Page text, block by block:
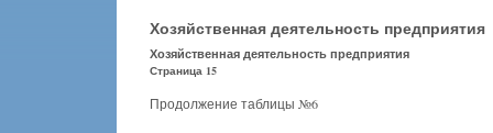
Хозяйственная деятельность предприятия
Хозяйственная деятельность предприятия
Страница 15
Продолжение таблицы №6